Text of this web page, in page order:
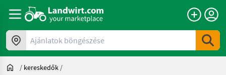
Ajánlatok böngészése
/ kereskedők /